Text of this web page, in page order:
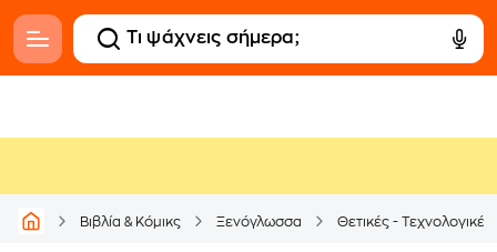
Βιβλία & Κόμικς Ξενόγλωσσα Θετικές - Τεχνολογικές